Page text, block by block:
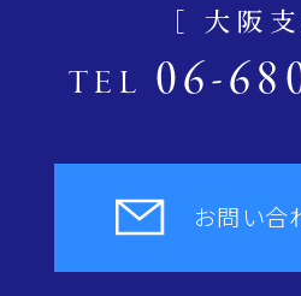
［ 大阪
TEL 06-
お問い合